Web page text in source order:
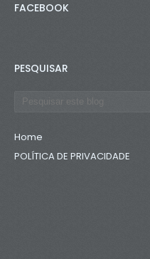
FACEBOOK
PESQUISAR
Home
POLÍTICA DE PRIVACIDADE